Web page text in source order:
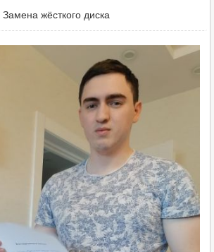
Замена жёсткого диска